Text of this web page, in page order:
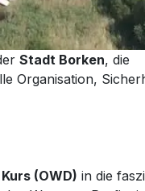
Stadt Borken, die
Organisation,
(OWD) in die